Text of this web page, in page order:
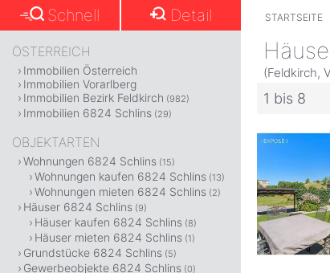
STARTSEITE
(Feldkirch,
1 bis 8
Schnell Detail
ÖSTERREICH
Immobilien Österreich
Immobilien Vorarlberg
Immobilien Bezirk Feldkirch (982)
Immobilien 6824 Schlins (29)
OBJEKTARTEN
Wohnungen 6824 Schlins (15)
Wohnungen kaufen 6824 Schlins (13)
Wohnungen mieten 6824 Schlins (2)
Häuser 6824 Schlins (9)
Häuser kaufen 6824 Schlins (8)
Häuser mieten 6824 Schlins (1)
Grundstücke 6824 Schlins (5)
Gewerbeobjekte 6824 Schlins (0)